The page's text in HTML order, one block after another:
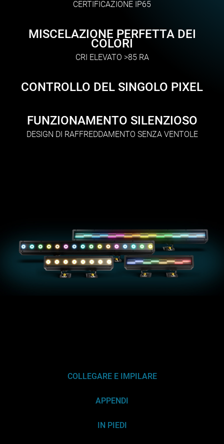
CERTIFICAZIONE IP65
MISCELAZIONE PERFETTA DEI
COLORI
CRI ELEVATO >85 RA
CONTROLLO DEL SINGOLO PIXEL
FUNZIONAMENTO SILENZIOSO
DESIGN DI RAFFREDDAMENTO SENZA VENTOLE
COLLEGARE E IMPILARE
APPENDI
IN PIEDI